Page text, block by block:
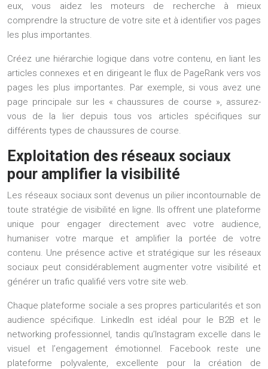
eux, vous aidez les moteurs de recherche à mieux
comprendre la structure de votre site et à identifier vos pages
les plus importantes.
Créez une hiérarchie logique dans votre contenu, en liant les
articles connexes et en dirigeant le flux de PageRank vers vos
pages les plus importantes. Par exemple, si vous avez une
page principale sur les « chaussures de course », assurez-
vous de la lier depuis tous vos articles spécifiques sur
différents types de chaussures de course.
Exploitation des réseaux sociaux
pour amplifier la visibilité
Les réseaux sociaux sont devenus un pilier incontournable de
toute stratégie de visibilité en ligne. Ils offrent une plateforme
unique pour engager directement avec votre audience,
humaniser votre marque et amplifier la portée de votre
contenu. Une présence active et stratégique sur les réseaux
sociaux peut considérablement augmenter votre visibilité et
générer un trafic qualifié vers votre site web.
Chaque plateforme sociale a ses propres particularités et son
audience spécifique. LinkedIn est idéal pour le B2B et le
networking professionnel, tandis qu’Instagram excelle dans le
visuel et l’engagement émotionnel. Facebook reste une
plateforme polyvalente, excellente pour la création de